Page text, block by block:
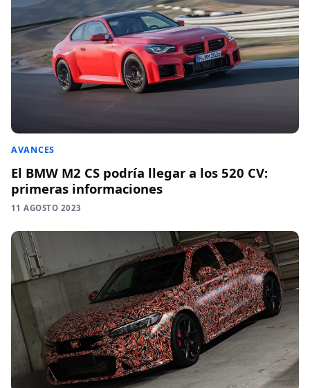
AVANCES
El BMW M2 CS podría llegar a los 520 CV:
primeras informaciones
11 AGOSTO 2023